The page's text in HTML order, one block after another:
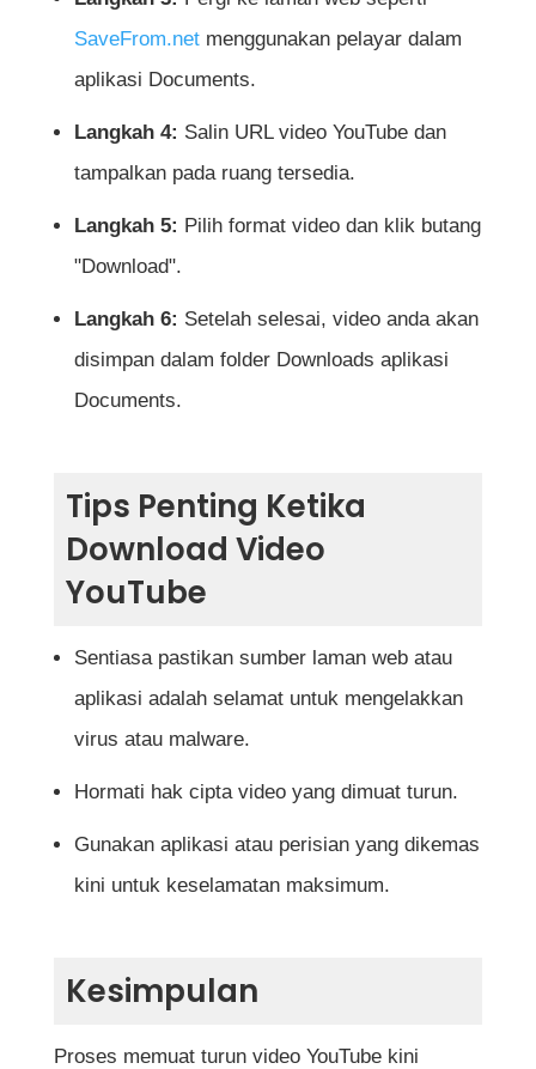
SaveFrom.netmenggunakan pelayar dalam
aplikasi Documents.
Langkah 4: Salin URL video YouTube dan
tampalkan pada ruang tersedia.
Langkah 5: Pilih format video dan klik butang
"Download".
Langkah 6: Setelah selesai, video anda akan
disimpan dalam folder Downloads aplikasi
Documents.
Tips Penting Ketika
Download Video
YouTube
Sentiasa pastikan sumber laman web atau
aplikasi adalah selamat untuk mengelakkan
virus atau malware.
Hormati hak cipta video yang dimuat turun.
Gunakan aplikasi atau perisian yang dikemas
kini untuk keselamatan maksimum.
Kesimpulan
Proses memuat turun video YouTube kini